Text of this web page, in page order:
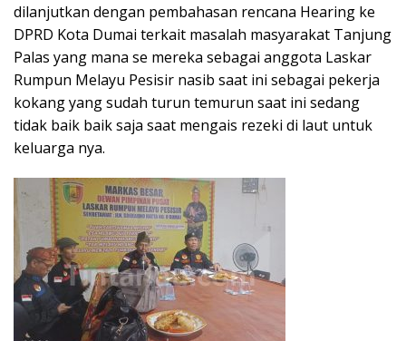
dilanjutkan dengan pembahasan rencana Hearing ke
DPRD Kota Dumai terkait masalah masyarakat Tanjung
Palas yang mana se mereka sebagai anggota Laskar
Rumpun Melayu Pesisir nasib saat ini sebagai pekerja
kokang yang sudah turun temurun saat ini sedang
tidak baik baik saja saat mengais rezeki di laut untuk
keluarga nya.